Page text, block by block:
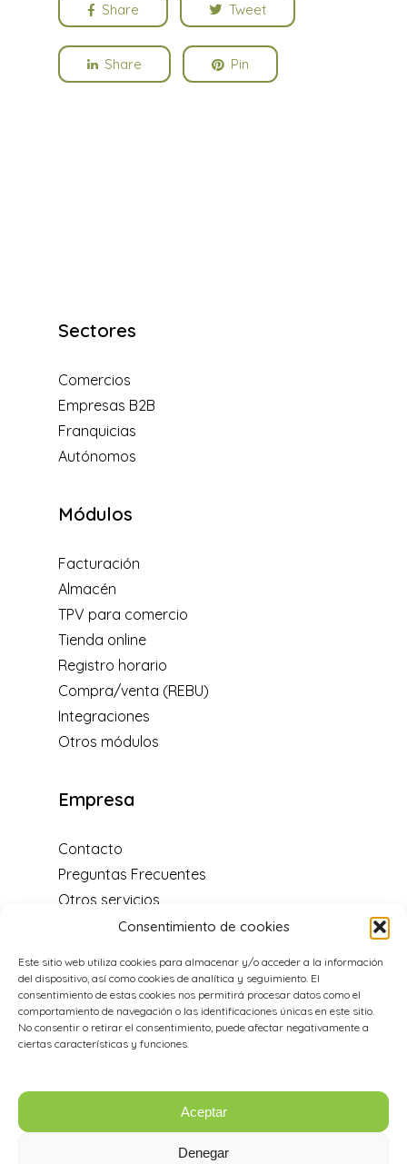
Consentimiento de cookies
Este sitio web utiliza cookies para almacenar y/o acceder a la información
del dispositivo, así como cookies de analítica y seguimiento. El
consentimiento de estas cookies nos permitirá procesar datos como el
comportamiento de navegación o las identificaciones únicas en este sitio.
No consentir o retirar el consentimiento, puede afectar negativamente a
ciertas características y funciones.
Aceptar
Denegar
Share Tweet
Share Pin
Sectores
Comercios
Empresas B2B
Franquicias
Autónomos
Módulos
Facturación
Almacén
TPV para comercio
Tienda online
Registro horario
Compra/venta (REBU)
Integraciones
Otros módulos
Empresa
Contacto
Preguntas Frecuentes
Otros servicios
Distribuidores y programa de
recomendación
Acerca de nosotros
Aviso legal
Datos de Contacto